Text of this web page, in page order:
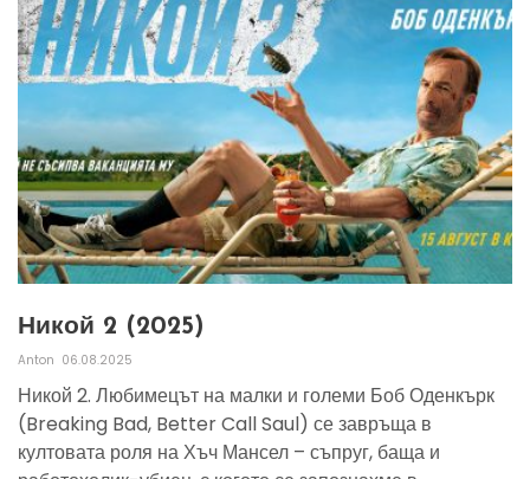
Никой 2 (2025)
Anton 06.08.2025
Никой 2. Любимецът на малки и големи Боб Оденкърк
(Breaking Bad, Better Call Saul) се завръща в
култовата роля на Хъч Мансел – съпруг, баща и